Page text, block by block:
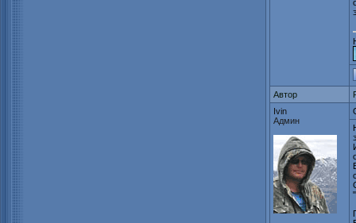
Автор
Ivin
Админ